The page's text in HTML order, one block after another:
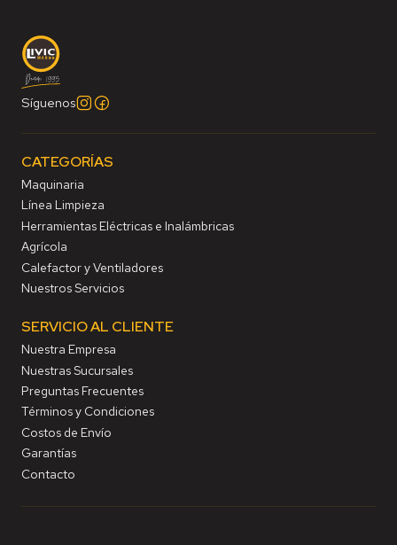
Síguenos
CATEGORÍAS
Maquinaria
Línea Limpieza
Herramientas Eléctricas e Inalámbricas
Agrícola
Calefactor y Ventiladores
Nuestros Servicios
SERVICIO AL CLIENTE
Nuestra Empresa
Nuestras Sucursales
Preguntas Frecuentes
Términos y Condiciones
Costos de Envío
Garantías
Contacto